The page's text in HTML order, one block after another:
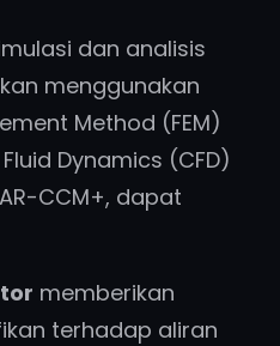
dan analisis
menggunakan
Method (FEM)
Dynamics (CFD)
CCM+, dapat
memberikan
terhadap aliran